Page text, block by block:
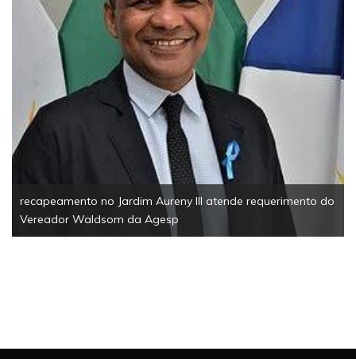
recapeamento no Jardim Aureny III atende requerimento do
Vereador Waldsom da Agesp